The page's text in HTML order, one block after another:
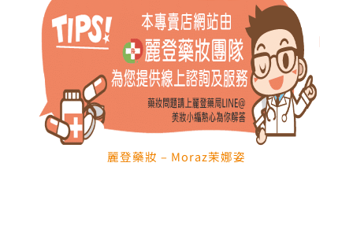
麗登藥妝 – Moraz茉娜姿